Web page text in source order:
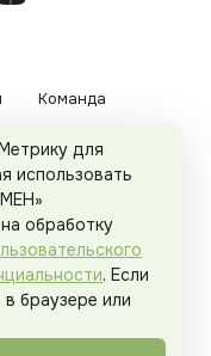
Команда
права защищены.
для
использовать
обработку
. Если
браузере или